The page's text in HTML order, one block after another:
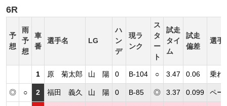
6R
予
想
雨
予
想
車
番
選手名 LG
ハ
ン
デ
現ラ
ンク
ス
タ
ー
ト
試走
タイ
ム
試走
偏差
選手
1 原 菊太郎 山 陽 0 B-104 ○ 3.47 0.06 乗れ
◎ ○ 2 福田 義久 山 陽 0 B-85 ◎ 3.37 0.099 ペー